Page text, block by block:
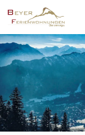
Zum
Inhalt
springen